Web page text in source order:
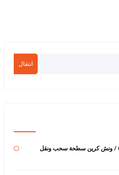
انتقال
ونش ابو حليفة رقم / 65557275 / ونش كرين سطحة سحب ونقل